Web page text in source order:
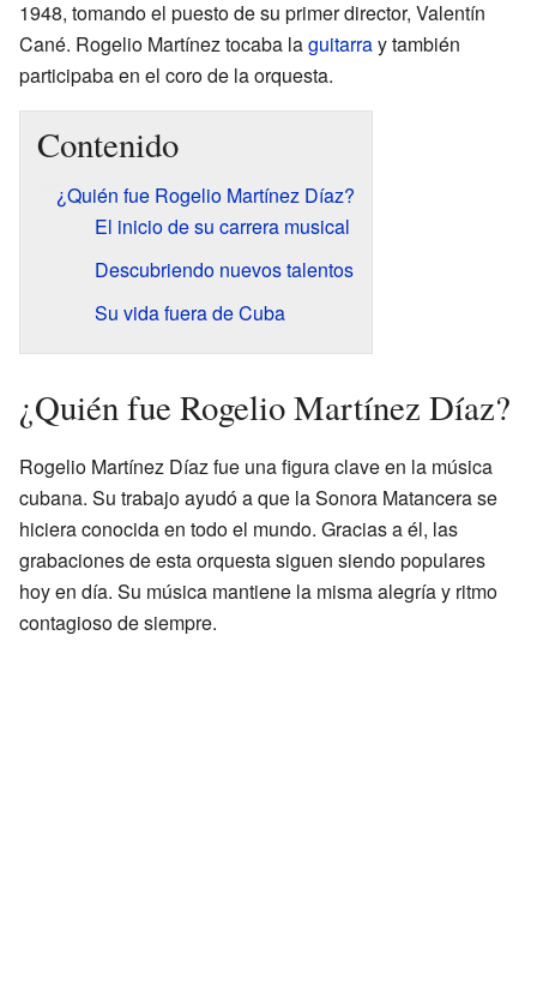
1948, tomando el puesto de su primer director, Valentín
Cané. Rogelio Martínez tocaba laguitarray también
participaba en el coro de la orquesta.
Contenido
¿Quién fue Rogelio Martínez Díaz?
El inicio de su carrera musical
Descubriendo nuevos talentos
Su vida fuera de Cuba
¿Quién fue Rogelio Martínez Díaz?
Rogelio Martínez Díaz fue una figura clave en la música
cubana. Su trabajo ayudó a que la Sonora Matancera se
hiciera conocida en todo el mundo. Gracias a él, las
grabaciones de esta orquesta siguen siendo populares
hoy en día. Su música mantiene la misma alegría y ritmo
contagioso de siempre.